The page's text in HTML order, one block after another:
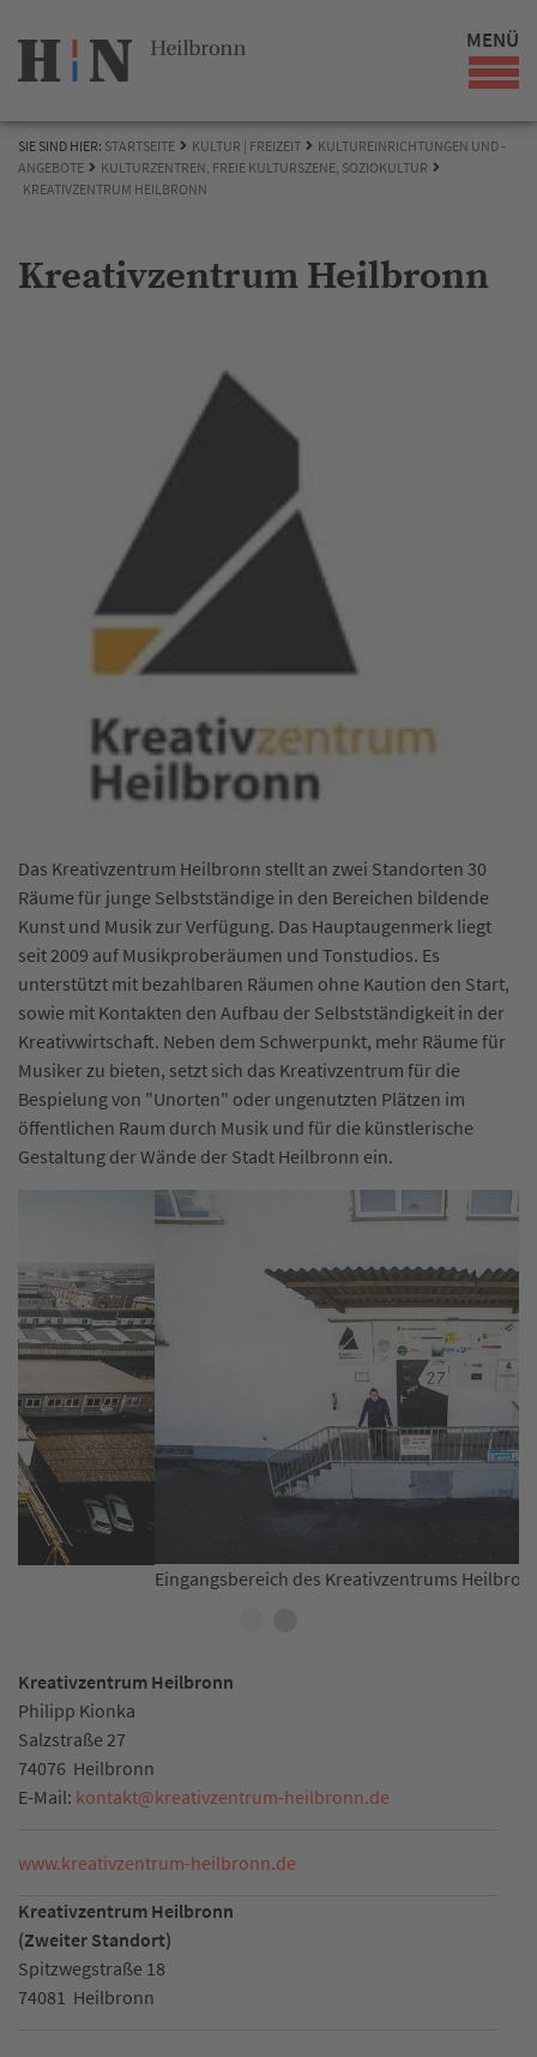
MENÜ
SIE SIND HIER: STARTSEITE KULTUR | FREIZEIT
KULTUREINRICHTUNGEN UND -
ANGEBOTE
KULTURZENTREN, FREIE KULTURSZENE, SOZIOKULTUR
KREATIVZENTRUM HEILBRONN
Kreativzentrum Heilbronn
Das Kreativzentrum Heilbronn stellt an zwei Standorten 30
Räume für junge Selbstständige in den Bereichen bildende
Kunst und Musik zur Verfügung. Das Hauptaugenmerk liegt
seit 2009 auf Musikproberäumen und Tonstudios. Es
unterstützt mit bezahlbaren Räumen ohne Kaution den Start,
sowie mit Kontakten den Aufbau der Selbstständigkeit in der
Kreativwirtschaft. Neben dem Schwerpunkt, mehr Räume für
Musiker zu bieten, setzt sich das Kreativzentrum für die
Bespielung von "Unorten" oder ungenutzten Plätzen im
öffentlichen Raum durch Musik und für die künstlerische
Gestaltung der Wände der Stadt Heilbronn ein.
Eingangsbereich des Kreativzentrums Heilbronn
Kreativzentrum Heilbronn
Philipp Kionka
Salzstraße 27
74076 Heilbronn
E-Mail: kontakt@kreativzentrum-heilbronn.de
www.kreativzentrum-heilbronn.de
Kreativzentrum Heilbronn
(Zweiter Standort)
Spitzwegstraße 18
74081 Heilbronn